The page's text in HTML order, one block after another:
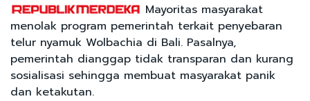
Mayoritas masyarakat
menolak program pemerintah terkait penyebaran
telur nyamuk Wolbachia di Bali. Pasalnya,
pemerintah dianggap tidak transparan dan kurang
sosialisasi sehingga membuat masyarakat panik
dan ketakutan.